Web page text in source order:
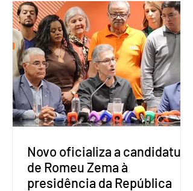
Amostra de Domicílio (PNAD Contínua),
do Serviço Brasileiro de Apoio às Micro
e Pequenas Empresas (Sebrae),
realizado a partir de dados do Instituto
Brasileiro de Geografia e Estatística
(IBGE). O estudo do Sebrae mostra que,
no quarto trimestre de 2025, os
empreendedores 60+ formalizados
atingiram o maior rendime
Novo oficializa a candidatura
de Romeu Zema à
presidência da República